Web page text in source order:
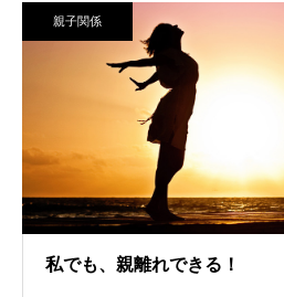
親子関係
私でも、親離れできる！